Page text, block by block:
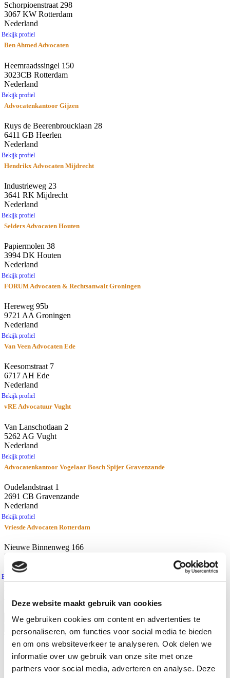
Deze website maakt gebruik van cookies
We gebruiken cookies om content en advertenties te
personaliseren, om functies voor social media te bieden
en om ons websiteverkeer te analyseren. Ook delen we
informatie over uw gebruik van onze site met onze
partners voor social media, adverteren en analyse. Deze
Schorpioenstraat 298
3067 KW Rotterdam
Nederland
Bekijk profiel
Ben Ahmed Advocaten
Heemraadssingel 150
3023CB Rotterdam
Nederland
Bekijk profiel
Advocatenkantoor Gijzen
Ruys de Beerenbroucklaan 28
6411 GB Heerlen
Nederland
Bekijk profiel
Hendrikx Advocaten Mijdrecht
Industrieweg 23
3641 RK Mijdrecht
Nederland
Bekijk profiel
Selders Advocaten Houten
Papiermolen 38
3994 DK Houten
Nederland
Bekijk profiel
FORUM Advocaten & Rechtsanwalt Groningen
Hereweg 95b
9721 AA Groningen
Nederland
Bekijk profiel
Van Veen Advocaten Ede
Keesomstraat 7
6717 AH Ede
Nederland
Bekijk profiel
vRE Advocatuur Vught
Van Lanschotlaan 2
5262 AG Vught
Nederland
Bekijk profiel
Advocatenkantoor Vogelaar Bosch Spijer Gravenzande
Oudelandstraat 1
2691 CB Gravenzande
Nederland
Bekijk profiel
Vriesde Advocaten Rotterdam
Nieuwe Binnenweg 166
3015 BH Rotterdam
Nederland
Bekijk profiel
Gebruik huidige locatie
Waar zoekt u naar?
Advocaten
Kantoren